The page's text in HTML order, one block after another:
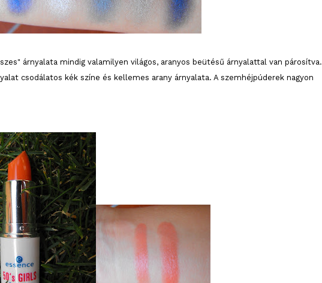
árnyalata mindig valamilyen világos, aranyos beütésű árnyalattal van párosítva.
csodálatos kék színe és kellemes arany árnyalata. A szemhéjpúderek nagyon